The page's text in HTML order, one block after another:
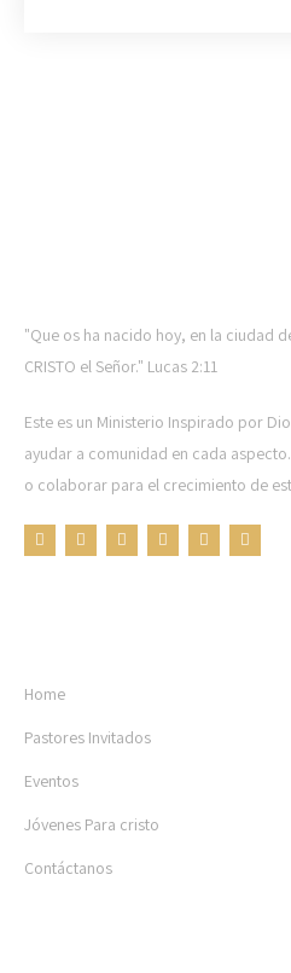
"Que os ha nacido hoy, en la ciudad
CRISTO el Señor." Lucas 2:11
Este es un Ministerio Inspirado por
ayudar a comunidad en cada
o colaborar para el crecimiento de
Home
Pastores Invitados
Eventos
Jóvenes Para cristo
Contáctanos